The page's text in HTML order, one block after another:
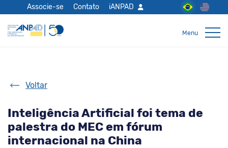
Associe-se Contato iANPAD
Voltar
Inteligência Artificial foi tema de
palestra do MEC em fórum
internacional na China